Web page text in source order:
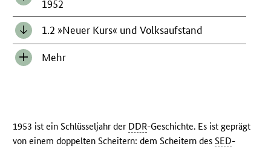
1952
1.2 »Neuer Kurs« und Volksaufstand
Inhalt Mehr
1953 ist ein Schlüsseljahr der DDR-Geschichte. Es ist geprägt
von einem doppelten Scheitern: dem Scheitern desSED-